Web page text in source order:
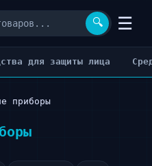
🔍 ☰
для защиты лица
приборы